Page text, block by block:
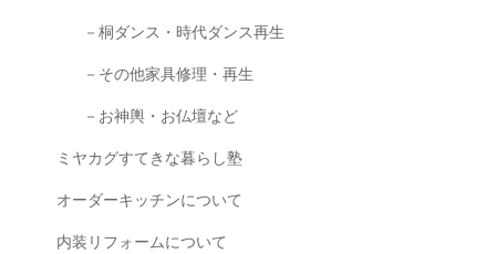
－桐ダンス・時代ダンス再生
－その他家具修理・再生
－お神輿・お仏壇など
ミヤカグすてきな暮らし塾
オーダーキッチンについて
内装リフォームについて